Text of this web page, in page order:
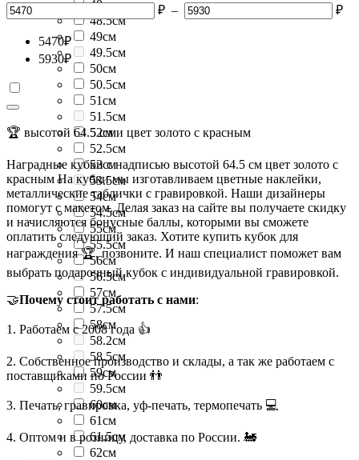
48см
48.5см
49см
49.5см
50см
50.5см
51см
51.5см
52см
52.5см
53см
53.5см
54см
54.5см
55см
55.5см
56см
56.5см
57см
57.5см
58см
58.2см
58.5см
59см
59.5см
60см
61см
61.5см
62см
₽ – ₽
5470₽
5930₽
🏆 высотой 64.5 см и цвет золото с красным
Наградные кубки с надписью высотой 64.5 см цвет золото с
красным На кубки мы изготавливаем цветные наклейки,
металлические таблички с гравировкой. Наши дизайнеры
помогут с макетом. Делая заказ на сайте вы получаете скидку
и начисляются бонусные баллы, которыми вы сможете
оплатить следующий заказ. Хотите купить кубок для
награждения 🏆, позвоните. И наш специалист поможет вам
выбрать подарочный кубок с индивидуальной гравировкой.
🤝Почему стоит работать с нами:
1. Работаем с 2008 года 👍
2. Собственное производство и склады, а так же работаем с
поставщиками по России 👬
3. Печать, гравировка, уф-печать, термопечать 💻
4. Оптом и в розницу, доставка по России. 🚂